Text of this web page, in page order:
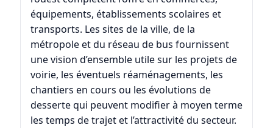
équipements, établissements scolaires et
transports. Les sites de la ville, de la
métropole et du réseau de bus fournissent
une vision d’ensemble utile sur les projets de
voirie, les éventuels réaménagements, les
chantiers en cours ou les évolutions de
desserte qui peuvent modifier à moyen terme
les temps de trajet et l’attractivité du secteur.